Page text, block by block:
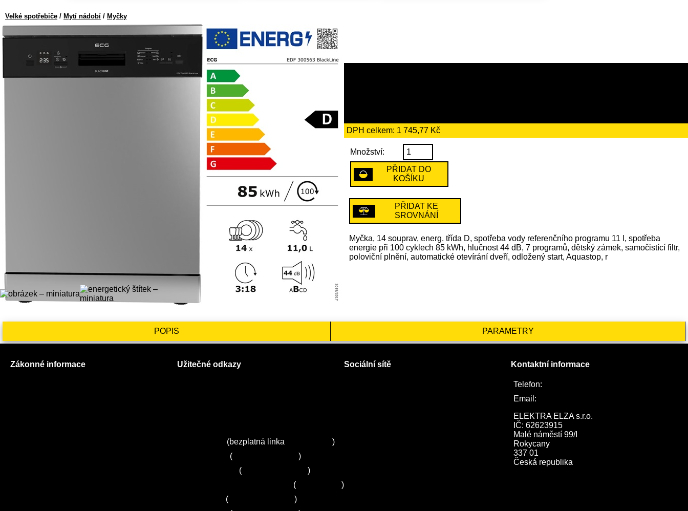
Velké spotřebiče / Mytí nádobí / Myčky
ECG EDF 300563 BlackLine
EAN13: 8592131240124
DPH celkem: 1 745,77 Kč
Množství:
PŘIDAT DO
KOŠÍKU
PŘIDAT KE
SROVNÁNÍ
Myčka, 14 souprav, energ. třída D, spotřeba vody referenčního programu 11 l, spotřeba
energie při 100 cyklech 85 kWh, hlučnost 44 dB, 7 programů, dětský zámek, samočistící filtr,
poloviční plnění, automatické otevírání dveří, odložený start, Aquastop, r
POPIS PARAMETRY
Zákonné informace Užitečné odkazy
(bezplatná linka
)
(
)
(
)
(
)
(
)
Sociální sítě Kontaktní informace
Telefon:
Email:
ELEKTRA ELZA s.r.o.
IČ: 62623915
Malé náměstí 99/I
Rokycany
337 01
Česká republika